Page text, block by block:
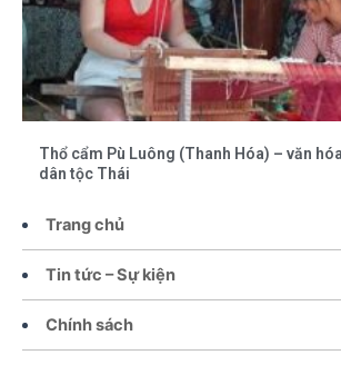
Trang chủ
Tin tức – Sự kiện
Chính sách
Thổ cẩm Pù Luông (Thanh Hóa) – văn
dân tộc Thái